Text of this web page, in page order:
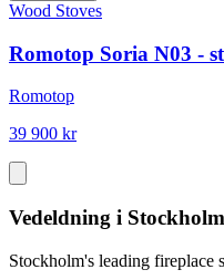
Wood Stoves
Romotop Soria N03 -
Romotop
39 900 kr
Vedeldning i Stockholm
Stockholm's leading fireplace